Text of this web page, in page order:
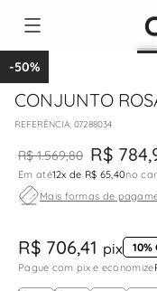
-50%
CONJUNTO
: 07288034
R$ 1.569,80 R$ 784,
Em até12x de R$ 65,40no
Mais formas de
R$ 706,41 pix 10%
Pague com pix e economize